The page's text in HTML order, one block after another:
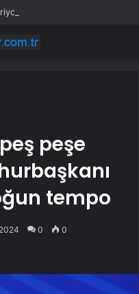
peşe
tempo
0 0